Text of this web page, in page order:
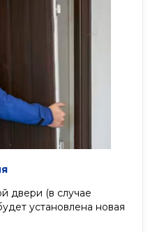
двери (в случае
установлена новая